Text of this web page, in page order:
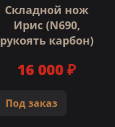
Складной нож
Ирис (N690,
рукоять карбон)
Под заказ
16 000 ₽